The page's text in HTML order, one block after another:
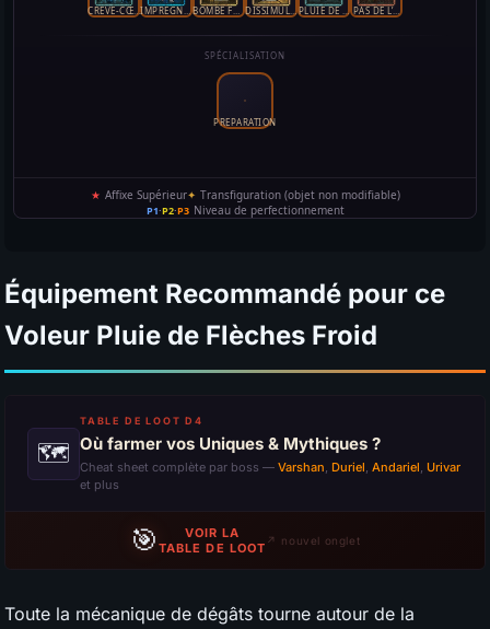
Équipement Recommandé pour ce
Voleur Pluie de Flèches Froid
🗺
TABLE DE LOOT D4
Où farmer vos Uniques & Mythiques ?
Cheat sheet complète par boss — Varshan, Duriel, Andariel, Urivar
et plus
🎯
VOIR LA
TABLE DE LOOT ↗ nouvel onglet
Toute la mécanique de dégâts tourne autour de la